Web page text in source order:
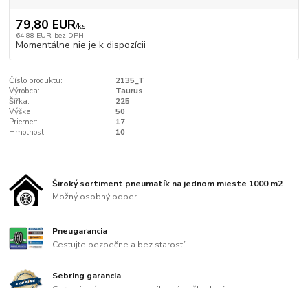
79,80 EUR/ks
64,88 EUR bez DPH
Momentálne nie je k dispozícii
Číslo produktu:
2135_T
Výrobca:
Taurus
Šířka:
225
Výška:
50
Priemer:
17
Hmotnost:
10
Široký sortiment pneumatík na jednom mieste 1000 m2
Možný osobný odber
Pneugarancia
Cestujte bezpečne a bez starostí
Sebring garancia